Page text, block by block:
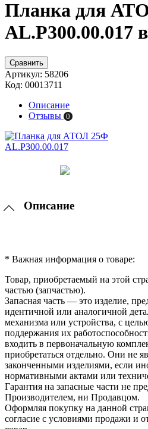
Планка для
AL.P300.00.017
Сравнить
Артикул: 58206
Код: 00013711
Описание
Отзывы 0
Описание
* Важная информация о товаре:
Товар, приобретаемый на этой
частью (запчастью).
Запасная часть — это изделие,
идентичной или аналогичной
механизма или устройства, с
поддержания их
входить в первоначальную
приобретаться отдельно. Они не
законченными изделиями, если
нормативными актами или
Гарантия на запасные части не
Производителем, ни Продавцом.
Оформляя покупку на данной
согласие с условиями продажи и